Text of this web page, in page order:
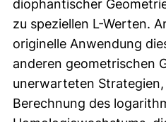
diophantischer
zu speziellen L-Werten.
originelle Anwendung
anderen geometrischen
unerwarteten
Berechnung des